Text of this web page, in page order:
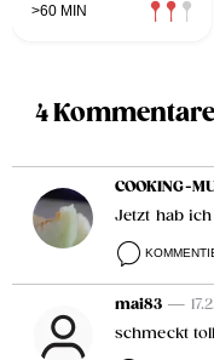
>60 MIN
4
COOKING-
Jetzt hab ich
mai83 —
schmeckt toll